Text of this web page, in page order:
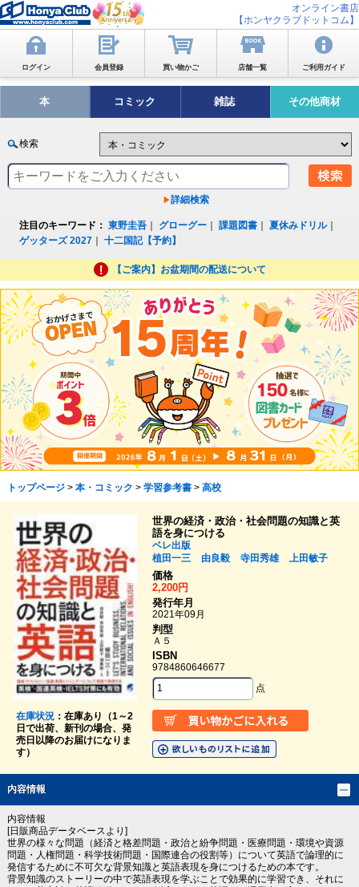
オンライン書店
【ホンヤクラブドットコム】
ログイン 会員登録 買い物かご 店舗一覧 ご利用ガイド
本 コミック 雑誌 その他商材
検索
詳細検索
注目のキーワード： 東野圭吾 グローグー ｜課題図書 ｜夏休みドリル｜
ゲッターズ 2027 ｜十二国記【予約】
【ご案内】お盆期間の配送について
トップページ> 本・コミック > 学習参考書> 高校
在庫状況：在庫あり（1～2
日で出荷、新刊の場合、発
売日以降のお届けになりま
す）
世界の経済・政治・社会問題の知識と英
語を身につける
ベレ出版
植田一三
由良毅 寺田秀雄
上田敏子
価格
2,200円
発行年月
2021年09月
判型
Ａ５
ISBN
9784860646677
点
内容情報
内容情報
[日販商品データベースより]
世界の様々な問題（経済と格差問題・政治と紛争問題・医療問題・環境や資源
問題・人権問題・科学技術問題・国際連合の役割等）について英語で論理的に
発信するために不可欠な背景知識と英語表現を身につけるための本です。
背景知識のストーリーの中で英語表現を学ぶことで効果的に学習でき、それに